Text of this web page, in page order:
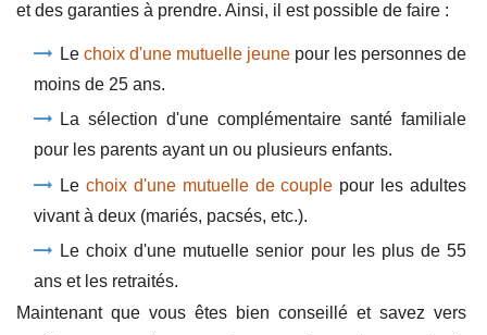
et des garanties à prendre. Ainsi, il est possible de faire :
Le choix d'une mutuelle jeune pour les personnes de
moins de 25 ans.
La sélection d'une complémentaire santé familiale
pour les parents ayant un ou plusieurs enfants.
Le choix d'une mutuelle de couple pour les adultes
vivant à deux (mariés, pacsés, etc.).
Le choix d'une mutuelle senior pour les plus de 55
ans et les retraités.
Maintenant que vous êtes bien conseillé et savez vers